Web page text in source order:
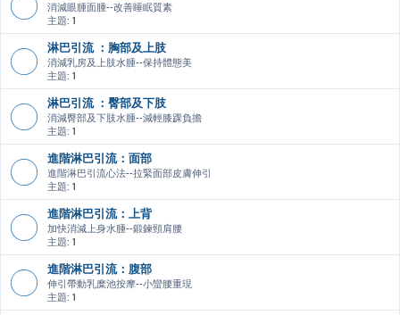
消減眼腫面腫--改善睡眠質素
主題: 1
淋巴引流 ：胸部及上肢
消減乳房及上肢水腫--保持體態美
主題: 1
淋巴引流 ：臀部及下肢
消減臀部及下肢水腫--減輕膝踝負擔
主題: 1
進階淋巴引流：面部
進階淋巴引流心法--拉緊面部皮膚伸引
主題: 1
進階淋巴引流：上背
加快消減上身水腫--鍛鍊頸肩腰
主題: 1
進階淋巴引流：腹部
伸引帶動乳糜池按摩--小蠻腰重現
主題: 1